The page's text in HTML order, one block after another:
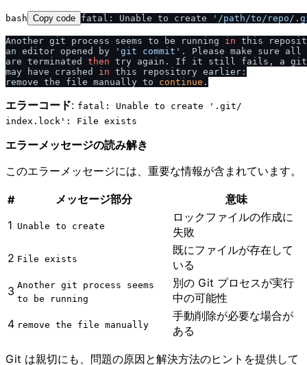
bash Copy code fatal: Unable to create ' /path/to/ repo/
Another git process seems to be running in this
an editor opened by
'git commit' . Please make sure all
are terminated then try again. If it still fails, a git
may have crashed in this repository earlier:
remove the file manually to continue
エラーコード: fatal: Unable to create '.git​/​
index.lock': File exists
エラーメッセージの読み解き
このエラーメッセージには、重要な情報が含まれています。
# メッセージ部分
意味
1 Unable to create
ロックファイルの作成に
失敗
2 File exists
既にファイルが存在して
いる
3 Another git process seems
to be running
別の Git プロセスが実行
中の可能性
4 remove the file manually
手動削除が必要な場合が
ある
Git は親切にも、問題の原因と解決方法のヒントを提供して